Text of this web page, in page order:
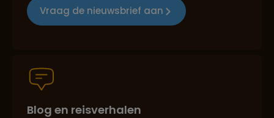
Reizen met oog voor mens, cultuur en milieu
Vraag de nieuwsbrief aan
Blog en reisverhalen